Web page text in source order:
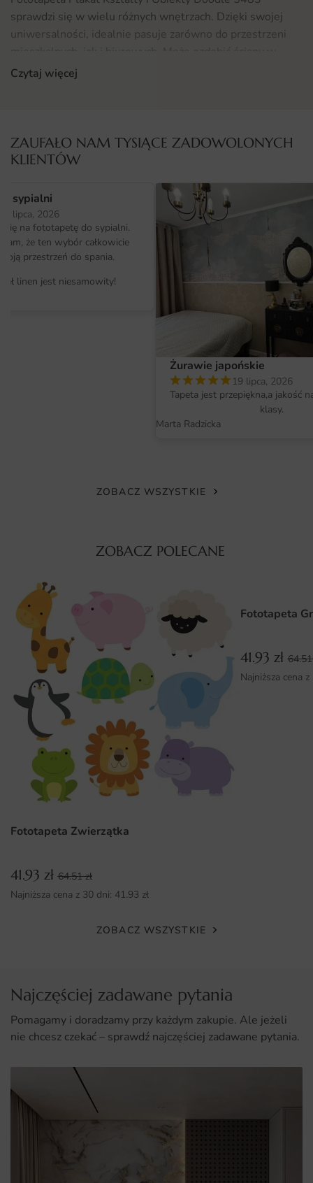
sprawdzi się w wielu różnych wnętrzach. Dzięki swojej
uniwersalności, idealnie pasuje zarówno do przestrzeni
salonie, sypialni, czy pokoju dziecięcym, dodając im
Dodatkowo, dla osób zainteresowanych innymi formami
dekoracji, polecamy również nasze
Materiał i jakość druku
Plakat Kształty i Obiekty Doodle 5483 został
wydrukowany na wysokiej jakości materiale, który
zapewnia trwałość oraz intensywność kolorów. Dzięki
zastosowaniu nowoczesnych technologii druku, każdy
odporny na działanie promieni UV, co sprawia, że kolory
nie blakną nawet po długotrwałym eksponowaniu na
światło słoneczne. To gwarantuje, że plakat zachowa
swoją świeżość i atrakcyjny wygląd przez wiele lat.
Wymiary na miarę i łatwy montaż
Plakat Kształty i Obiekty Doodle 5483 dostępny jest w
zamówienie, co daje ogromne możliwości aranżacyjne. Co
może samodzielnie cieszyć się nową dekoracją w swoim
Dlaczego warto wybrać tę fototapetę
Unikalny wzór, który przyciąga uwagę i ożywia każde
wnętrze.
Wysoka jakość druku gwarantująca trwałość i
intensywność kolorów.
Możliwość zamówienia w różnych rozmiarach, idealnie
dopasowanych do Twoich potrzeb.
Łatwy montaż, dzięki któremu samodzielnie stworzysz
wyjątkową dekorację w swoim wnętrzu.
Czytaj więcej
ZAUFAŁO NAM TYSIĄCE ZADOWOLONYCH
KLIENTÓW
sypialni
lipca, 2026
się na fototapetę do sypialni.
że ten wybór całkowicie
przestrzeń do spania.
linen jest niesamowity!
Żurawie japońskie
19 lipca, 2026
Tapeta jest przepiękna,a jakość
klasy.
Marta Radzicka
ZOBACZ WSZYSTKIE
ZOBACZ POLECANE
Fototapeta Zwierzątka
41.93 zł 64.51zł
Najniższa cena z 30 dni: 41.93 zł
Fototapeta
41.93 zł
Najniższa cena
ZOBACZ WSZYSTKIE
Najczęściej zadawane pytania
Pomagamy i doradzamy przy każdym zakupie. Ale jeżeli
nie chcesz czekać – sprawdź najczęściej zadawane pytania.